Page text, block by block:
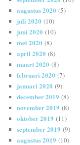
augustus 2020 (5)
juli 2020 (10)
juni 2020 (10)
mei 2020 (8)
april 2020 (8)
maart 2020 (8)
februari 2020 (7)
januari 2020 (9)
december 2019 (8)
november 2019 (8)
oktober 2019 (11)
september 2019 (9)
augustus 2019 (10)